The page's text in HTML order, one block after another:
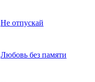
Не отпускай
Любовь без памяти